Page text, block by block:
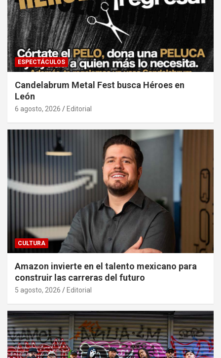
ESPECTÁCULOS
Candelabrum Metal Fest busca Héroes en
León
6 agosto, 2026 Editorial
CULTURA
Amazon invierte en el talento mexicano para
construir las carreras del futuro
5 agosto, 2026 Editorial